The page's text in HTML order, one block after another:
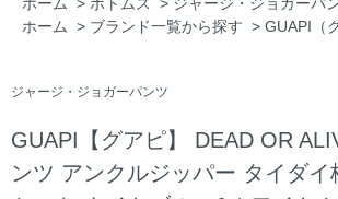
ホーム > ボトムス > ジャージ・ジョガーパ
ホーム > ブランド一覧から探す > GUAPI（
ジャージ・ジョガーパンツ
GUAPI【グアピ】 DEAD OR
ンツ アンクルジッパー タイダイ